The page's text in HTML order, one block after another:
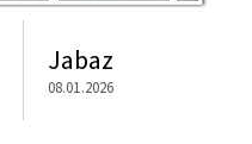
Jabaz
08.01.2026